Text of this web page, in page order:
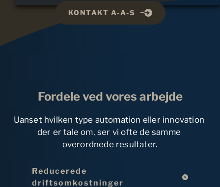
KONTAKT A-A-S
Fordele ved vores arbejde
Uanset hvilken type automation eller innovation
der er tale om, ser vi ofte de samme
overordnede resultater.
Reducerede
driftsomkostninger